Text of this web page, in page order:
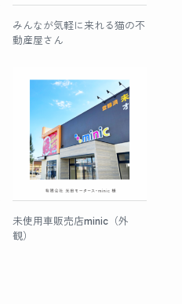
みんなが気軽に来れる猫の不
動産屋さん
未使用車販売店minic（外
観）